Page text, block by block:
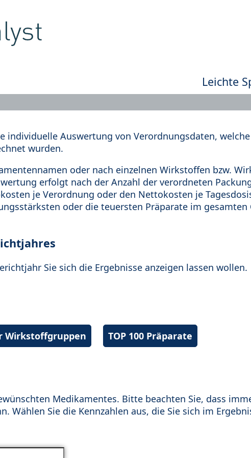
Leichte
individuelle Auswertung von Verordnungsdaten,
wurden.
oder nach einzelnen Wirkstoffen bzw.
erfolgt nach der Anzahl der verordneten
je Verordnung oder den Nettokosten je
oder die teuersten Präparate im
Sie sich die Ergebnisse anzeigen lassen wollen.
Wirkstoffgruppen TOP 100 Präparate
Medikamentes. Bitte beachten Sie, dass
Wählen Sie die Kennzahlen aus, die Sie sich im